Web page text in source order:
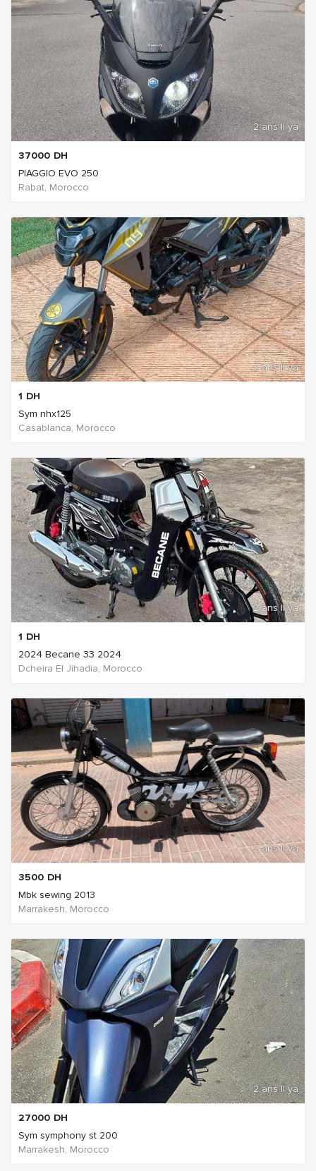
2 ans Il ya
37000 DH
PIAGGIO EVO 250
Rabat, Morocco
2 ans Il ya
1 DH
Sym nhx125
Casablanca, Morocco
2 ans Il ya
1 DH
2024 Becane 33 2024
Dcheira El Jihadia, Morocco
2 ans Il ya
3500 DH
Mbk sewing 2013
Marrakesh, Morocco
2 ans Il ya
27000 DH
Sym symphony st 200
Marrakesh, Morocco